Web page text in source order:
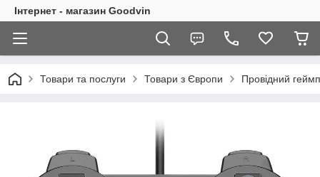
Інтернет - магазин Goodvin
Товари та послуги Товари з Європи Провідний